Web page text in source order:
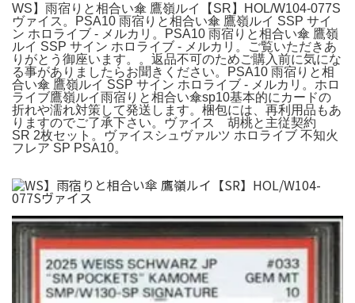
WS】雨宿りと相合い傘 鷹嶺ルイ【SR】HOL/W104-077S
ヴァイス。PSA10 雨宿りと相合い傘 鷹嶺ルイ SSP サイ
ン ホロライブ - メルカリ。PSA10 雨宿りと相合い傘 鷹嶺
ルイ SSP サイン ホロライブ - メルカリ。ご覧いただきあ
りがとう御座います。。返品不可のためご購入前に気にな
る事がありましたらお聞きください。PSA10 雨宿りと相
合い傘 鷹嶺ルイ SSP サイン ホロライブ - メルカリ。ホロ
ライブ鷹嶺ルイ雨宿りと相合い傘sp10基本的にカードの
折れや濡れ対策して発送します。梱包には、再利用品もあ
りますのでご了承下さい。ヴァイス 胡桃と主従契約
SR 2枚セット。ヴァイスシュヴァルツ ホロライブ 不知火
フレア SP PSA10。